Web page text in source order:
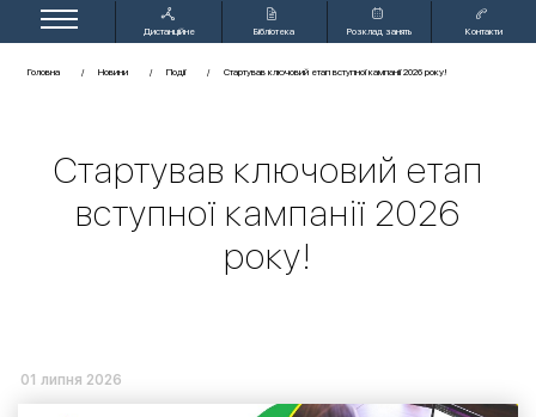
Дистанційне
Бібліотека Розклад занять Контакти
Головна Новини Події Стартував ключовий етап вступної кампанії 2026 року!
Стартував ключовий етап
вступної кампанії 2026
року!
01 липня 2026